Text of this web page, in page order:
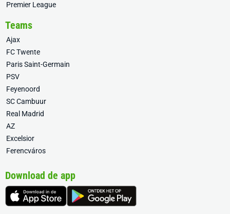
Premier League
Teams
Ajax
FC Twente
Paris Saint-Germain
PSV
Feyenoord
SC Cambuur
Real Madrid
AZ
Excelsior
Ferencváros
Download de app